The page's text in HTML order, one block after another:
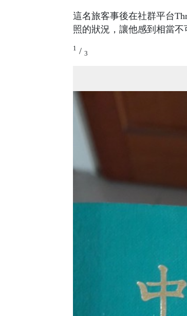
這名旅客事後在社群平台
照的狀況，讓他感到相當不
1 / 3